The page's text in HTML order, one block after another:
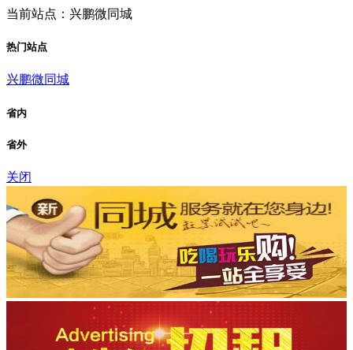
当前站点：兴鹏微同城
热门站点
兴鹏微同城
省内
省外
关闭